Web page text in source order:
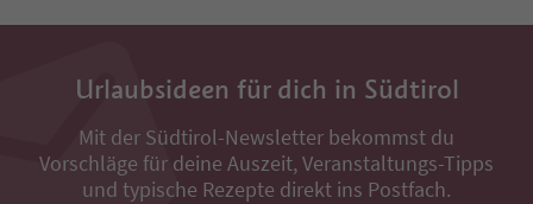
Urlaubsideen für dich in Südtirol
Mit der Südtirol-Newsletter bekommst du
Vorschläge für deine Auszeit, Veranstaltungs-Tipps
und typische Rezepte direkt ins Postfach.